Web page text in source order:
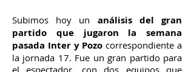
Subimos hoy un análisis del gran
partido que jugaron la semana
pasada Inter y Pozo correspondiente a
la jornada 17. Fue un gran partido para
el espectador, con dos equipos que